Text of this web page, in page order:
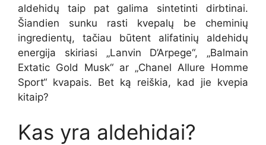
aldehidų taip pat galima sintetinti dirbtinai.
Šiandien sunku rasti kvepalų be cheminių
ingredientų, tačiau būtent alifatinių aldehidų
energija skiriasi „Lanvin D’Arpege“, „Balmain
Extatic Gold Musk“ ar „Chanel Allure Homme
Sport“ kvapais. Bet ką reiškia, kad jie kvepia
kitaip?
Kas yra aldehidai?